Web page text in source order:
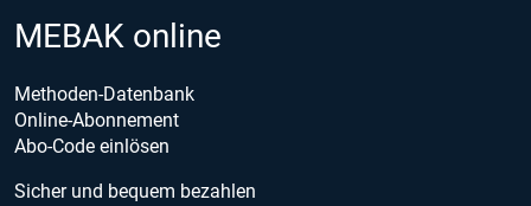
MEBAK online
Methoden-Datenbank
Online-Abonnement
Abo-Code einlösen
Sicher und bequem bezahlen